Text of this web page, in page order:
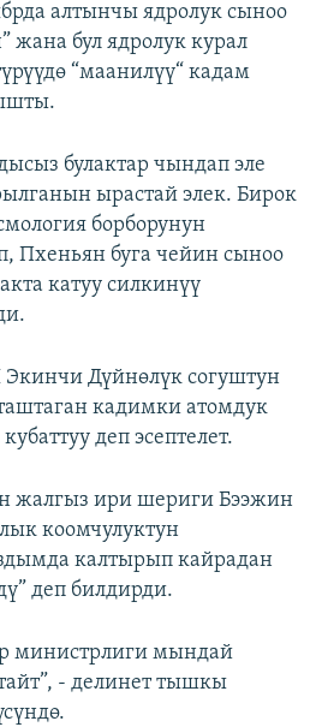
алтынчы ядролук сыноо
жана бул ядролук курал
“маанилүү“ кадам
булактар чындап эле
ырастай элек. Бирок
борборунун
Пхеньян буга чейин сыноо
катуу силкинүү
Дүйнөлүк согуштун
кадимки атомдук
деп эсептелет.
жалгыз ири шериги Бээжин
коомчулуктун
калтырып кайрадан
деп билдирди.
министрлиги мындай
- делинет тышкы